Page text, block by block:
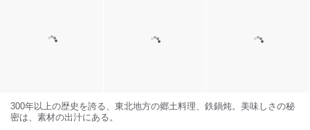
300年以上の歴史を誇る、東北地方の郷土料理、鉄鍋炖。美味しさの秘
密は、素材の出汁にある。